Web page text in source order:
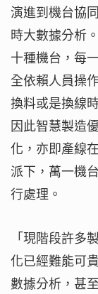
演進到機台協
時大數據分析
十種機台，每
全依賴人員操
換料或是換線
因此智慧製造
化，亦即產線
派下，萬一機
行處理。
「現階段許多
化已經難能可
數據分析，甚